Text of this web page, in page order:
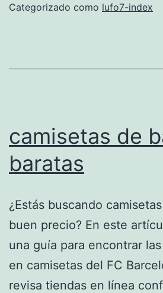
Categorizado como lufo7-index
camisetas de
baratas
¿Estás buscando
buen precio? En este
una guía para encontrar
en camisetas del FC
revisa tiendas en línea